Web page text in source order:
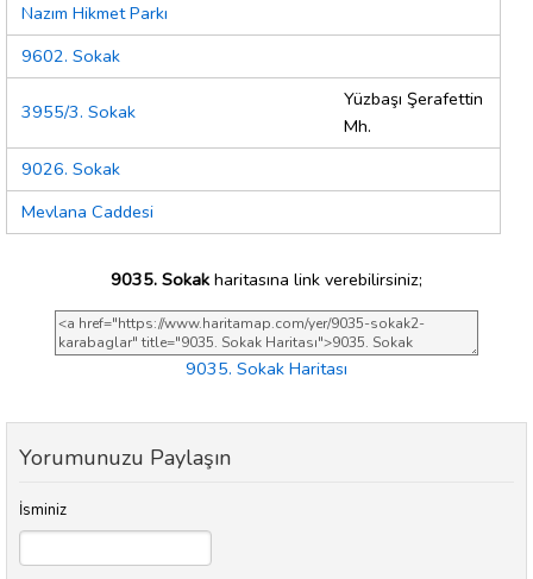
Nazım Hikmet Parkı
9602. Sokak
3955/3. Sokak
Yüzbaşı Şerafettin
Mh.
9026. Sokak
Mevlana Caddesi
9035. Sokak haritasına link verebilirsiniz;
9035. Sokak Haritası
Yorumunuzu Paylaşın
İsminiz